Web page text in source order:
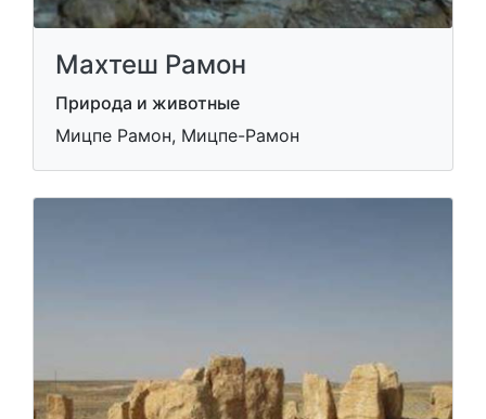
Махтеш Рамон
Природа и животные
Мицпе Рамон, Мицпе-Рамон